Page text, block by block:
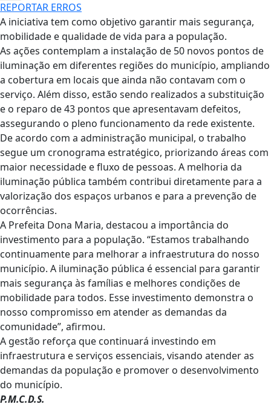
REPORTAR ERROS
A iniciativa tem como objetivo garantir mais segurança,
mobilidade e qualidade de vida para a população.
As ações contemplam a instalação de 50 novos pontos de
iluminação em diferentes regiões do município, ampliando
a cobertura em locais que ainda não contavam com o
serviço. Além disso, estão sendo realizados a substituição
e o reparo de 43 pontos que apresentavam defeitos,
assegurando o pleno funcionamento da rede existente.
De acordo com a administração municipal, o trabalho
segue um cronograma estratégico, priorizando áreas com
maior necessidade e fluxo de pessoas. A melhoria da
iluminação pública também contribui diretamente para a
valorização dos espaços urbanos e para a prevenção de
ocorrências.
A Prefeita Dona Maria, destacou a importância do
investimento para a população. “Estamos trabalhando
continuamente para melhorar a infraestrutura do nosso
município. A iluminação pública é essencial para garantir
mais segurança às famílias e melhores condições de
mobilidade para todos. Esse investimento demonstra o
nosso compromisso em atender as demandas da
comunidade”, afirmou.
A gestão reforça que continuará investindo em
infraestrutura e serviços essenciais, visando atender as
demandas da população e promover o desenvolvimento
do município.
P.M.C.D.S.